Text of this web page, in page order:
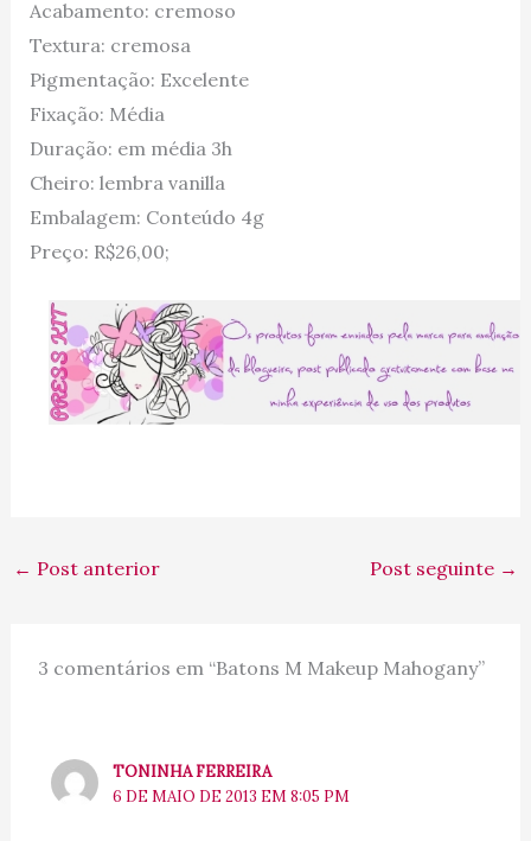
Acabamento: cremoso
Textura: cremosa
Pigmentação: Excelente
Fixação: Média
Duração: em média 3h
Cheiro: lembra vanilla
Embalagem: Conteúdo 4g
Preço: R$26,00;
← Post anterior Post seguinte →
3 comentários em “Batons M Makeup Mahogany”
TONINHA FERREIRA
6 DE MAIO DE 2013 EM 8:05 PM